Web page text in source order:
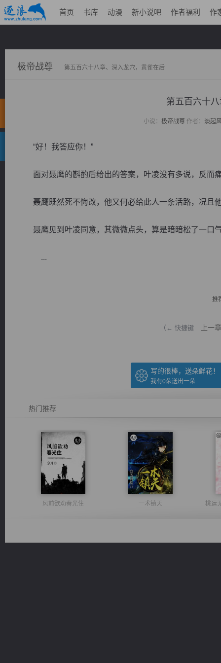
首页 书库 动漫 新小说吧 作者福利 作
极帝战尊 第五百六十八章、深入龙穴，黄雀在后
第五百六十
小说： 极帝战尊作者： 淡起
“好！我答应你！”
面对聂鹰的斟酌后给出的答案，叶凌没有多说，反而
聂鹰既然死不悔改，他又何必给此人一条活路，况且
聂鹰见到叶凌同意，其微微点头，算是暗暗松了一口
...
推
（← 快捷键 上一章
写的很棒，送朵鲜花！
我有0朵送出一朵
热门推荐
风前欲劝春光住 一术镇天 桃运